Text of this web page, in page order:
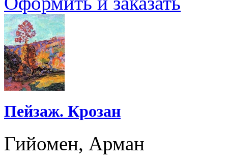
Пейзаж. Крозан
Гийомен, Арман